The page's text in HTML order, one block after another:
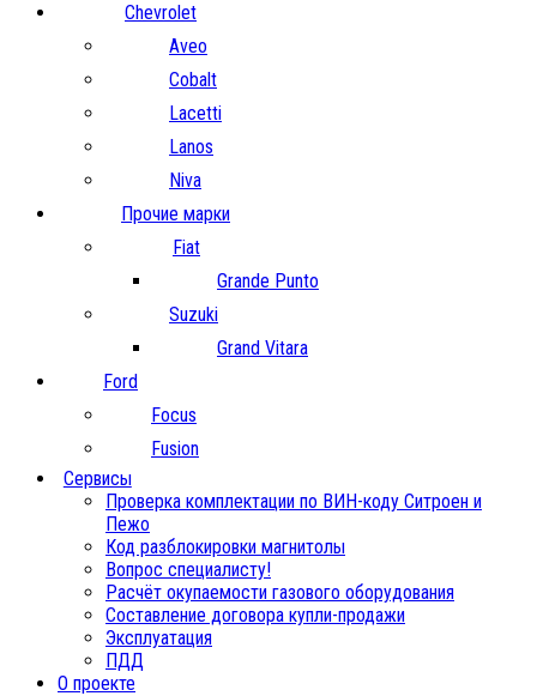
Chevrolet
Aveo
Cobalt
Lacetti
Lanos
Niva
Прочие марки
Fiat
Grande Punto
Suzuki
Grand Vitara
Ford
Focus
Fusion
Сервисы
Проверка комплектации по ВИН-коду Ситроен и
Пежо
Код разблокировки магнитолы
Вопрос специалисту!
Расчёт окупаемости газового оборудования
Составление договора купли-продажи
Эксплуатация
ПДД
О проекте